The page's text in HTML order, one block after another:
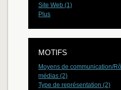
Site Web (1)
Plus
MOTIFS
Moyens de communication/
médias (2)
Type de représentation (2)